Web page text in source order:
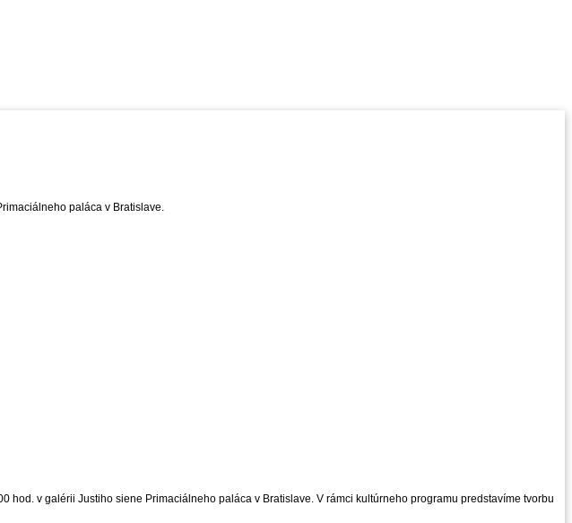
paláca v Bratislave.
hod. v galérii Justiho siene Primaciálneho paláca v Bratislave. V rámci kultúrneho programu predstavíme tvorbu